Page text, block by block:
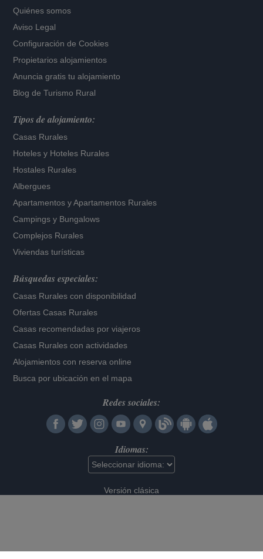
Quiénes somos
Aviso Legal
Configuración de Cookies
Propietarios alojamientos
Anuncia gratis tu alojamiento
Blog de Turismo Rural
Tipos de alojamiento:
Casas Rurales
Hoteles y Hoteles Rurales
Hostales Rurales
Albergues
Apartamentos yApartamentos Rurales
Campings y Bungalows
Complejos Rurales
Viviendas turísticas
Búsquedas especiales:
Casas Rurales con disponibilidad
Ofertas Casas Rurales
Casas recomendadas por viajeros
Casas Rurales con actividades
Alojamientos con reserva online
Busca por ubicación en el mapa
Redes sociales:
Idiomas:
Versión clásica